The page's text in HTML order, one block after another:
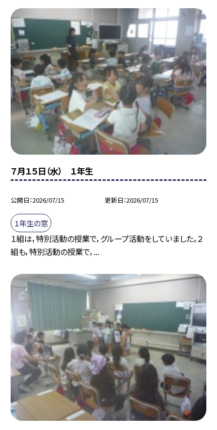
７月１５日（水） １年生
公開日 2026/07/15 更新日 2026/07/15
１年生の窓
１組は，特別活動の授業で，グループ活動をしていました。２
組も，特別活動の授業で，...